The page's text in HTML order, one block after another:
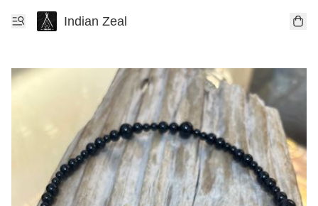
Indian Zeal